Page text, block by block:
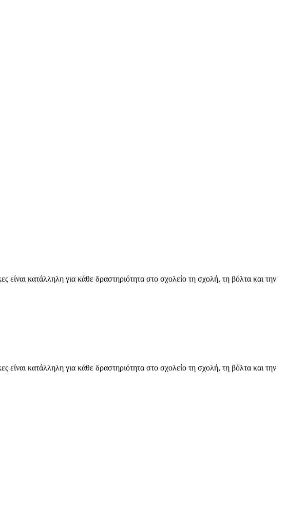
κατάλληλη για κάθε δραστηριότητα στο σχολείο τη σχολή, τη βόλτα και την
κατάλληλη για κάθε δραστηριότητα στο σχολείο τη σχολή, τη βόλτα και την